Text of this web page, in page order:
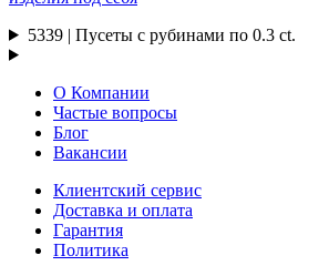
5339 | Пусеты с рубинами по 0.3 ct.
О Компании
Частые вопросы
Блог
Вакансии
Клиентский сервис
Доставка и оплата
Гарантия
Политика